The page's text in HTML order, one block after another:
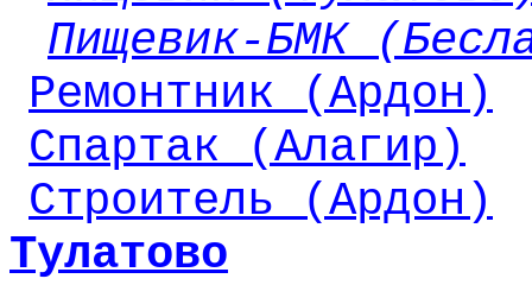
Пищевик-БМК
Ремонтник (Ардон)
Спартак (Алагир)
Строитель (Ардон)
Тулатово